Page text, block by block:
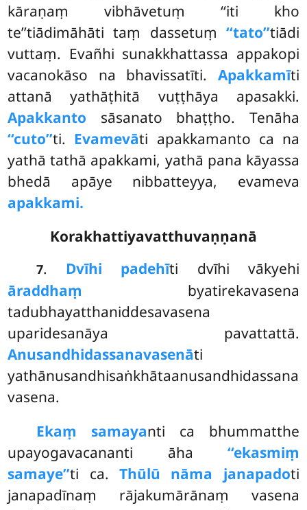
kāraṇaṃ vibhāvetuṃ ‘‘iti kho
te’’tiādimāhāti taṃ dassetuṃ ‘‘tato’’tiādi
vuttaṃ. Evañhi sunakkhattassa appakopi
vacanokāso na bhavissatīti. Apakkamīti
attanā yathāṭhitā vuṭṭhāya apasakki.
Apakkanto sāsanato bhaṭṭho. Tenāha
‘‘cuto’’ti. Evamevāti apakkamanto ca na
yathā tathā apakkami, yathā pana kāyassa
bhedā apāye nibbatteyya, evameva
apakkami.
Korakhattiyavatthuvaṇṇanā
7. Dvīhi padehīti dvīhi vākyehi
āraddhaṃ byatirekavasena
tadubhayatthaniddesavasena
uparidesanāya pavattattā.
Anusandhidassanavasenāti
yathānusandhisaṅkhātaanusandhidassana
vasena.
Ekaṃ samayanti ca bhummatthe
upayogavacananti āha ‘‘ekasmiṃ
samaye’’ti ca. Thūlū nāma janapadoti
janapadīnaṃ rājakumārānaṃ vasena